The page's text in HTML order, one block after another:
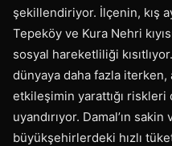
şekillendiriyor. İlçenin, kış
Tepeköy ve Kura Nehri
sosyal hareketliliği
dünyaya daha fazla iterken,
etkileşimin yarattığı
uyandırıyor. Damal’ın
büyükşehirlerdeki hızlı